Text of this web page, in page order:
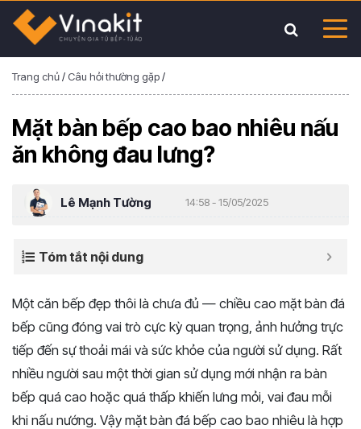
Trang chủ/ Câu hỏi thường gặp/
Mặt bàn bếp cao bao nhiêu nấu
ăn không đau lưng?
Lê Mạnh Tường 14:58 - 15/05/2025
Tóm tắt nội dung
Một căn bếp đẹp thôi là chưa đủ — chiều cao mặt bàn đá
bếp cũng đóng vai trò cực kỳ quan trọng, ảnh hưởng trực
tiếp đến sự thoải mái và sức khỏe của người sử dụng. Rất
nhiều người sau một thời gian sử dụng mới nhận ra bàn
bếp quá cao hoặc quá thấp khiến lưng mỏi, vai đau mỗi
khi nấu nướng. Vậy mặt bàn đá bếp cao bao nhiêu là hợp